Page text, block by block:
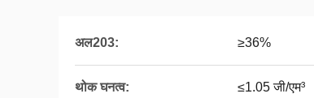
अल203: ≥36%
थोक घनत्व: ≤1.05 जी/एम³